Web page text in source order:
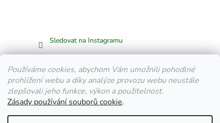
Používáme cookies, abychom Vám umožnili pohodlné
prohlížení webu a díky analýze provozu webu neustále
zlepšovali jeho funkce, výkon a použitelnost.
Zásady používání souborů cookie.
Sledovat na Instagramu
Facebook